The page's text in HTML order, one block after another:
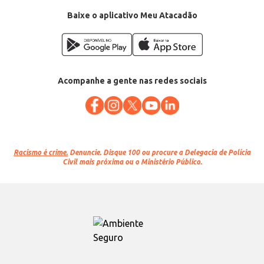
Baixe o aplicativo Meu Atacadão
Acompanhe a gente nas redes sociais
Racismo é crime. Denuncie. Disque 100 ou procure a Delegacia de Polícia
Civil mais próxima ou o Ministério Público.